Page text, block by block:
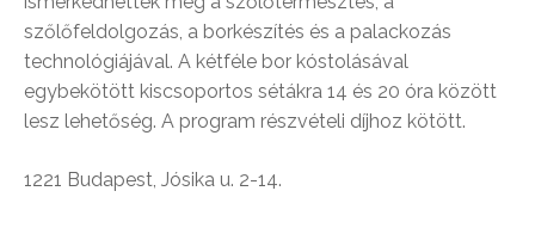
szőlőfeldolgozás, a borkészítés és a palackozás
technológiájával. A kétféle bor kóstolásával
egybekötött kiscsoportos sétákra 14 és 20 óra között
lesz lehetőség. A program részvételi díjhoz kötött.
1221 Budapest, Jósika u. 2-14.